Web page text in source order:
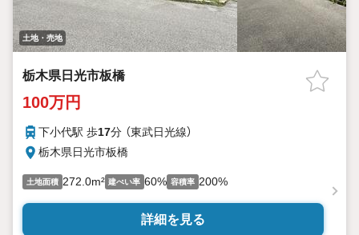
土地・売地
栃木県日光市板橋
100万円
下小代駅 歩17分 （東武日光線）
栃木県日光市板橋
土地面積 272.0m² 建ぺい率 60% 容積率 200%
詳細を見る